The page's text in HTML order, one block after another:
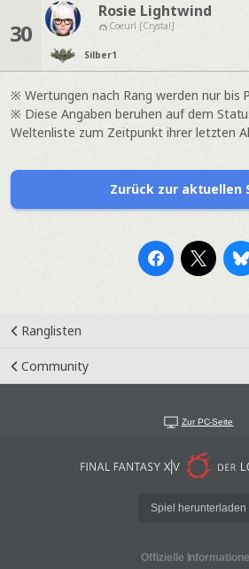
30
Rosie Lightwind
Coeurl [Crystal]
Silber1
※ Wertungen nach Rang werden nur bis
※ Diese Angaben beruhen auf dem
Weltenliste zum Zeitpunkt ihrer letzten
Zurück zur aktuellen
Ranglisten
Community
Zur PC-Seite
Spiel herunterladen
Offizielle